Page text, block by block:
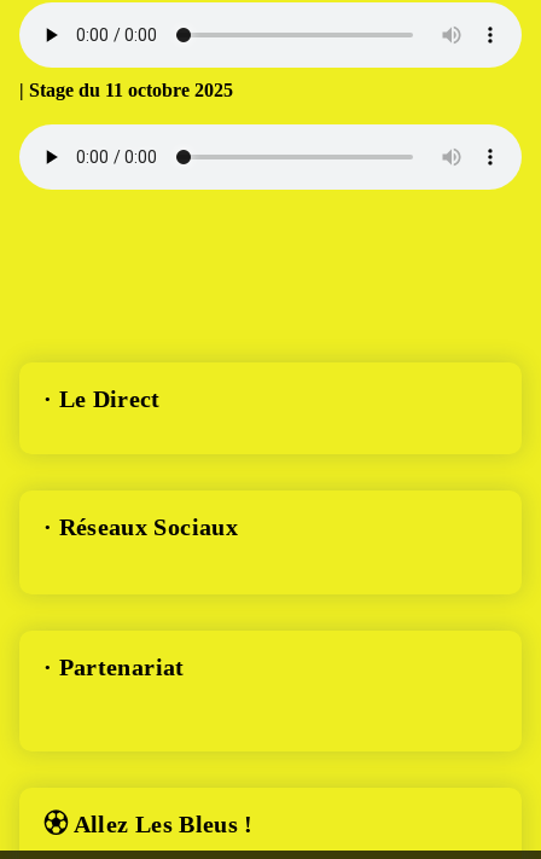
| Stage du 11 octobre 2025
· Le Direct
· Réseaux Sociaux
· Partenariat
⚽︎ Allez Les Bleus !